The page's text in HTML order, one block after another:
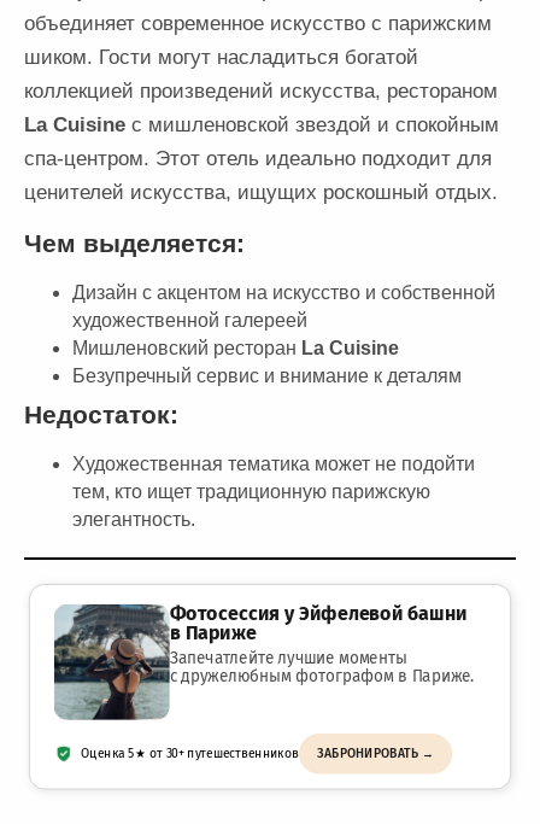
объединяет современное искусство с парижским
шиком. Гости могут насладиться богатой
коллекцией произведений искусства, рестораном
La Cuisine с мишленовской звездой и спокойным
спа-центром. Этот отель идеально подходит для
ценителей искусства, ищущих роскошный отдых.
Чем выделяется:
Дизайн с акцентом на искусство и собственной
художественной галереей
Мишленовский ресторан La Cuisine
Безупречный сервис и внимание к деталям
Недостаток:
Художественная тематика может не подойти
тем, кто ищет традиционную парижскую
элегантность.
Фотосессия у Эйфелевой башни
в Париже
Запечатлейте лучшие моменты
с дружелюбным фотографом в Париже.
Оценка 5★ от 30+ путешественников ЗАБРОНИРОВАТЬ →